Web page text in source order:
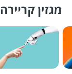
מגזין קריירה